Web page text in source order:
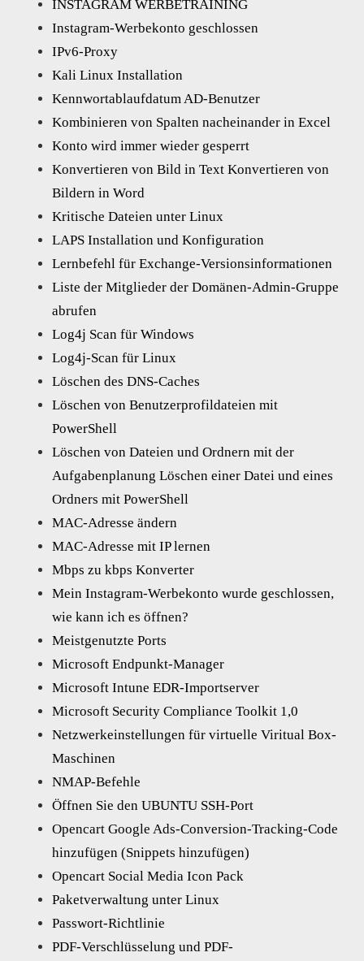
INSTAGRAM WERBETRAINING
Instagram-Werbekonto geschlossen
IPv6-Proxy
Kali Linux Installation
Kennwortablaufdatum AD-Benutzer
Kombinieren von Spalten nacheinander in Excel
Konto wird immer wieder gesperrt
Konvertieren von Bild in Text Konvertieren von
Bildern in Word
Kritische Dateien unter Linux
LAPS Installation und Konfiguration
Lernbefehl für Exchange-Versionsinformationen
Liste der Mitglieder der Domänen-Admin-Gruppe
abrufen
Log4j Scan für Windows
Log4j-Scan für Linux
Löschen des DNS-Caches
Löschen von Benutzerprofildateien mit
PowerShell
Löschen von Dateien und Ordnern mit der
Aufgabenplanung Löschen einer Datei und eines
Ordners mit PowerShell
MAC-Adresse ändern
MAC-Adresse mit IP lernen
Mbps zu kbps Konverter
Mein Instagram-Werbekonto wurde geschlossen,
wie kann ich es öffnen?
Meistgenutzte Ports
Microsoft Endpunkt-Manager
Microsoft Intune EDR-Importserver
Microsoft Security Compliance Toolkit 1,0
Netzwerkeinstellungen für virtuelle Viritual Box-
Maschinen
NMAP-Befehle
Öffnen Sie den UBUNTU SSH-Port
Opencart Google Ads-Conversion-Tracking-Code
hinzufügen (Snippets hinzufügen)
Opencart Social Media Icon Pack
Paketverwaltung unter Linux
Passwort-Richtlinie
PDF-Verschlüsselung und PDF-